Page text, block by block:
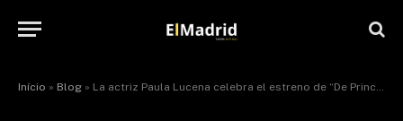
Início » Blog » La actriz Paula Lucena celebra el estreno de “De Principio a Fin” y destaca la importancia de la unidad y el cariño